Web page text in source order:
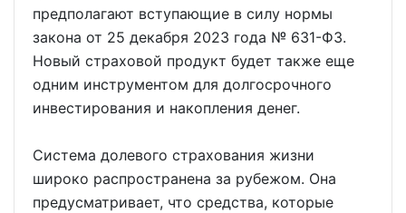
предполагают вступающие в силу нормы
закона от 25 декабря 2023 года № 631-ФЗ.
Новый страховой продукт будет также еще
одним инструментом для долгосрочного
инвестирования и накопления денег.
Система долевого страхования жизни
широко распространена за рубежом. Она
предусматривает, что средства, которые